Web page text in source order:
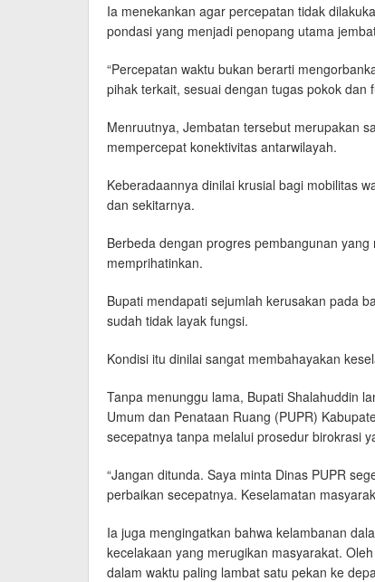
Ia menekankan agar percepatan tidak
pondasi yang menjadi penopang utama
“Percepatan waktu bukan berarti
pihak terkait, sesuai dengan tugas pokok dan
Menruutnya, Jembatan tersebut merupakan
mempercepat konektivitas antarwilayah.
Keberadaannya dinilai krusial bagi mobilitas
dan sekitarnya.
Berbeda dengan progres pembangunan
memprihatinkan.
Bupati mendapati sejumlah kerusakan pada
sudah tidak layak fungsi.
Kondisi itu dinilai sangat membahayakan
Tanpa menunggu lama, Bupati Shalahuddin
Umum dan Penataan Ruang (PUPR)
secepatnya tanpa melalui prosedur birokrasi
“Jangan ditunda. Saya minta Dinas PUPR
perbaikan secepatnya. Keselamatan
Ia juga mengingatkan bahwa kelambanan
kecelakaan yang merugikan masyarakat.
dalam waktu paling lambat satu pekan ke